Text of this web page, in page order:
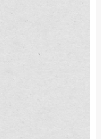
聯絡確認
票將於商品
加上2~7個
送。
內通知本